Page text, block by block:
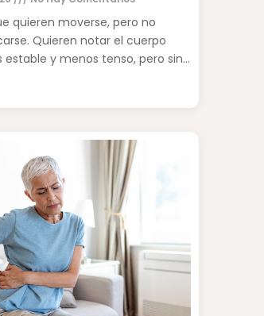
quieren moverse, pero no
Quieren notar el cuerpo
estable y menos tenso, pero sin